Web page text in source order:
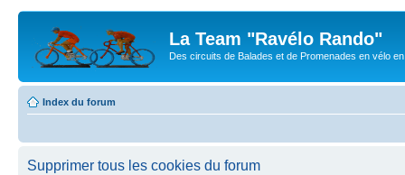
La Team "Ravélo Rando"
Des circuits de Balades et de Promenades en vélo
Index du forum
Supprimer tous les cookies du forum